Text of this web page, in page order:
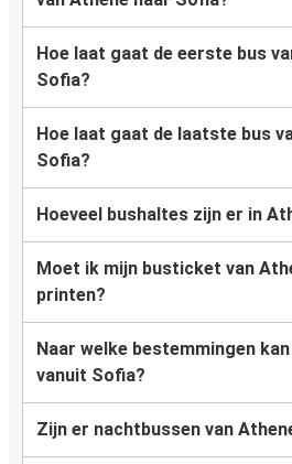
Hoe laat gaat de eerste bus
Sofia?
Hoe laat gaat de laatste bus
Sofia?
Hoeveel bushaltes zijn er in
Moet ik mijn busticket van
printen?
Naar welke bestemmingen
vanuit Sofia?
Zijn er nachtbussen van